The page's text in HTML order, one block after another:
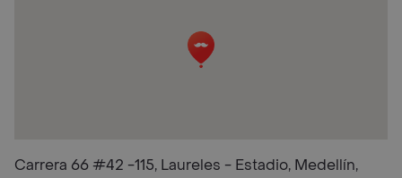
Carrera 66 #42 -115, Laureles - Estadio, Medellín,